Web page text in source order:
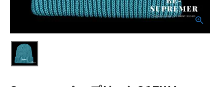
NEW ITEMS
CATEGORY
Tシャツ・ロングスリーブ